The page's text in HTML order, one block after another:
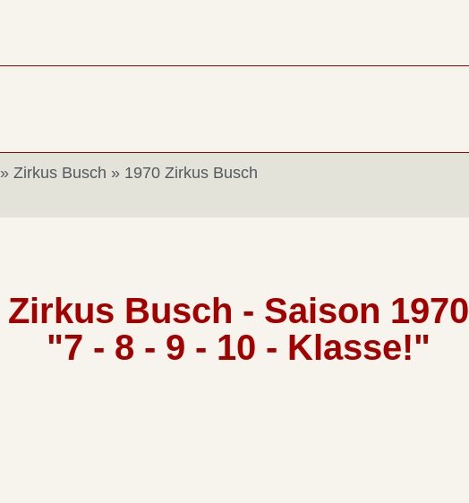
» Zirkus Busch » 1970 Zirkus Busch
Zirkus Busch - Saison 1970
"7 - 8 - 9 - 10 - Klasse!"